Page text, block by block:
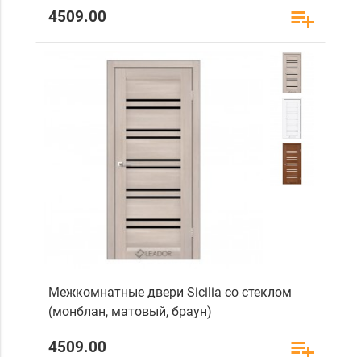
4509.00
Межкомнатные двери Sicilia со стеклом
(монблан, матовый, браун)
4509.00